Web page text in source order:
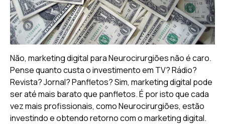
Não, marketing digital para Neurocirurgiões não é caro.
Pense quanto custa o investimento em TV? Rádio?
Revista? Jornal? Panfletos? Sim, marketing digital pode
ser até mais barato que panfletos. É por isto que cada
vez mais profissionais, como Neurocirurgiões, estão
investindo e obtendo retorno com o marketing digital.